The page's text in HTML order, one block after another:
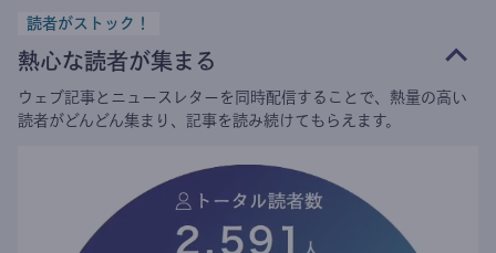
読者がストック！
熱心な読者が集まる
ウェブ記事とニュースレターを同時配信することで、熱量の高い
読者がどんどん集まり、記事を読み続けてもらえます。